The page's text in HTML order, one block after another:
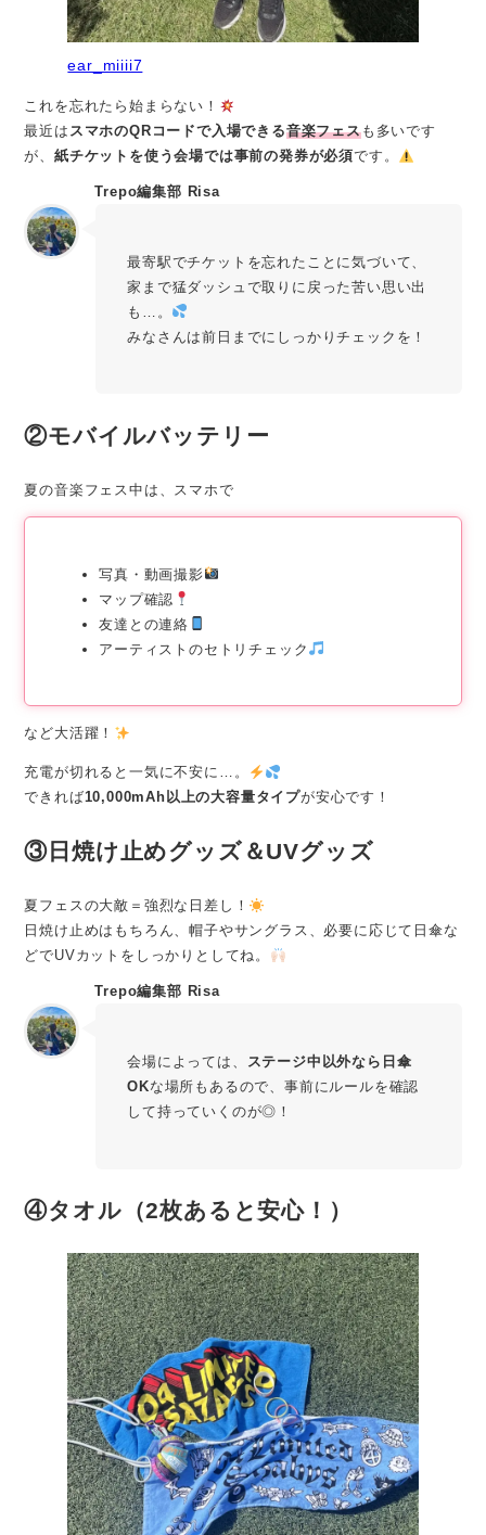
ear_miiii7
これを忘れたら始まらない！
最近は スマホのQRコードで入場できる音楽フェスも多いです
が、 紙チケットを使う会場では事前の発券が必須です。
Trepo編集部 Risa
最寄駅でチケットを忘れたことに気づいて、
家まで猛ダッシュで取りに戻った苦い思い出
も…。
みなさんは前日までにしっかりチェックを！
②モバイルバッテリー
夏の音楽フェス中は、スマホで
写真・動画撮影
マップ確認
友達との連絡
アーティストのセトリチェック
など大活躍！
充電が切れると一気に不安に…。
できれば10,000mAh以上の大容量タイプが安心です！
③日焼け止めグッズ＆UVグッズ
夏フェスの大敵＝強烈な日差し！
日焼け止めはもちろん、帽子やサングラス、必要に応じて日傘な
どでUVカットをしっかりとしてね。
Trepo編集部 Risa
会場によっては、
ステージ中以外なら日傘
OKな場所もあるので、事前にルールを確認
して持っていくのが◎！
④タオル（2枚あると安心！）